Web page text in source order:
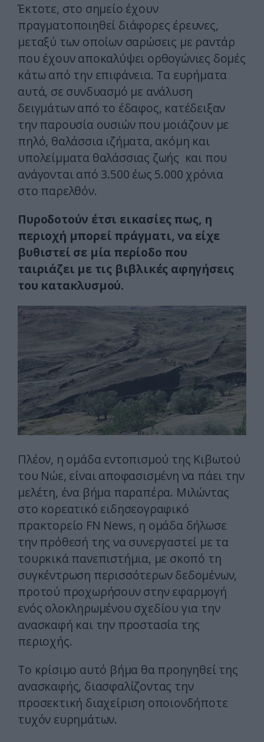
Έκτοτε, στο σημείο έχουν
πραγματοποιηθεί διάφορες έρευνες,
μεταξύ των οποίων σαρώσεις με ραντάρ
που έχουν αποκαλύψει ορθογώνιες δομές
κάτω από την επιφάνεια. Τα ευρήματα
αυτά, σε συνδυασμό με ανάλυση
δειγμάτων από το έδαφος, κατέδειξαν
την παρουσία ουσιών που μοιάζουν με
πηλό, θαλάσσια ιζήματα, ακόμη και
υπολείμματα θαλάσσιας ζωής και που
ανάγονται από 3.500 έως 5.000 χρόνια
στο παρελθόν.
Πυροδοτούν έτσι εικασίες πως, η
περιοχή μπορεί πράγματι, να είχε
βυθιστεί σε μία περίοδο που
ταιριάζει με τις βιβλικές αφηγήσεις
του κατακλυσμού.
Πλέον, η ομάδα εντοπισμού της Κιβωτού
του Νώε, είναι αποφασισμένη να πάει την
μελέτη, ένα βήμα παραπέρα. Μιλώντας
στο κορεατικό ειδησεογραφικό
πρακτορείο FN News, η ομάδα δήλωσε
την πρόθεσή της να συνεργαστεί με τα
τουρκικά πανεπιστήμια, με σκοπό τη
συγκέντρωση περισσότερων δεδομένων,
προτού προχωρήσουν στην εφαρμογή
ενός ολοκληρωμένου σχεδίου για την
ανασκαφή και την προστασία της
περιοχής.
Το κρίσιμο αυτό βήμα θα προηγηθεί της
ανασκαφής, διασφαλίζοντας την
προσεκτική διαχείριση οποιονδήποτε
τυχόν ευρημάτων.